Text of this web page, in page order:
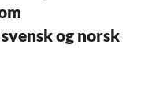
og norsk